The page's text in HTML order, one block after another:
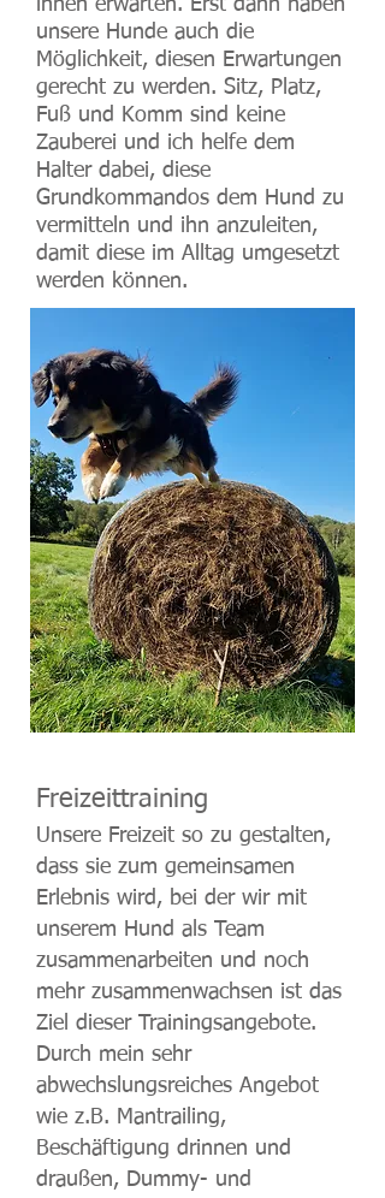
ihnen erwarten. Erst dann haben
unsere Hunde auch die
Möglichkeit, diesen Erwartungen
gerecht zu werden. Sitz, Platz,
Fuß und Komm sind keine
Zauberei und ich helfe dem
Halter dabei, diese
Grundkommandos dem Hund zu
vermitteln und ihn anzuleiten,
damit diese im Alltag umgesetzt
werden können.
Freizeittraining
Unsere Freizeit so zu gestalten,
dass sie zum gemeinsamen
Erlebnis wird, bei der wir mit
unserem Hund als Team
zusammenarbeiten und noch
mehr zusammenwachsen ist das
Ziel dieser Trainingsangebote.
Durch mein sehr
abwechslungsreiches Angebot
wie z.B. Mantrailing,
Beschäftigung drinnen und
draußen, Dummy- und